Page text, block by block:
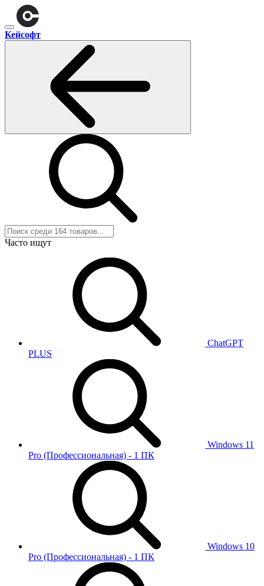
Кейсофт
Часто ищут
ChatGPT
PLUS
Windows 11
Pro (Профессиональная) - 1 ПК
Windows 10
Pro (Профессиональная) - 1 ПК